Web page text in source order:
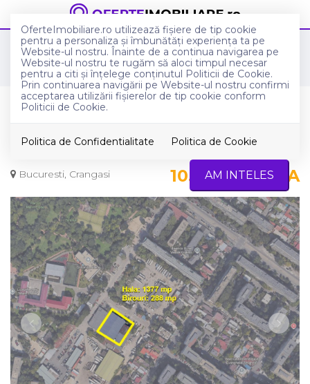
OferteImobiliare.ro utilizează fişiere de tip cookie
pentru a personaliza și îmbunătăți experiența ta pe
Website-ul nostru. Înainte de a continua navigarea pe
Website-ul nostru te rugăm să aloci timpul necesar
pentru a citi și înțelege conținutul Politicii de Cookie.
Prin continuarea navigării pe Website-ul nostru confirmi
acceptarea utilizării fişierelor de tip cookie conform
Politicii de Cookie.
Politica de Confidentialitate Politica de Cookie
AM INTELES
Anunturi imobiliare in Bucuresti
Spatii industriale de inchiriat in Bucuresti
Crangasi
Hala 1.377 mp si birouri 288 mp -
Bucuresti
Bucuresti, Crangasi 10.000€ + TVA